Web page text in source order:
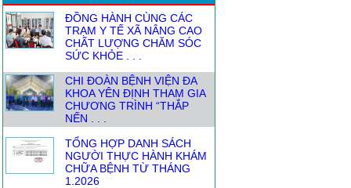
ĐỒNG HÀNH CÙNG CÁC
TRẠM Y TẾ XÃ NÂNG CAO
CHẤT LƯỢNG CHĂM SÓC
SỨC KHỎE . . .
CHI ĐOÀN BỆNH VIỆN ĐA
KHOA YÊN ĐỊNH THAM GIA
CHƯƠNG TRÌNH “THẮP
NẾN . . .
TỔNG HỢP DANH SÁCH
NGƯỜI THỰC HÀNH KHÁM
CHỮA BỆNH TỪ THÁNG
1.2026